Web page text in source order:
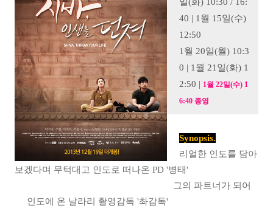
40 | 1월 15일(수)
12:50
1월 20일(월) 10:3
0 | 1월 21일(화) 1
2:50 | 1월 22일(수) 1
6:40 종영
Synopsis.
리얼한 인도를 담아
보겠다며 무턱대고 인도로 떠나온 PD '병태'
그의 파트너가 되어
인도에 온 날라리 촬영감독 '촤감독'